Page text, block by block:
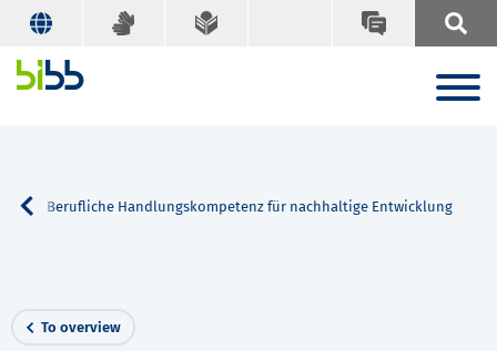
Berufliche Handlungskompetenz für nachhaltige Entwicklung
To overview